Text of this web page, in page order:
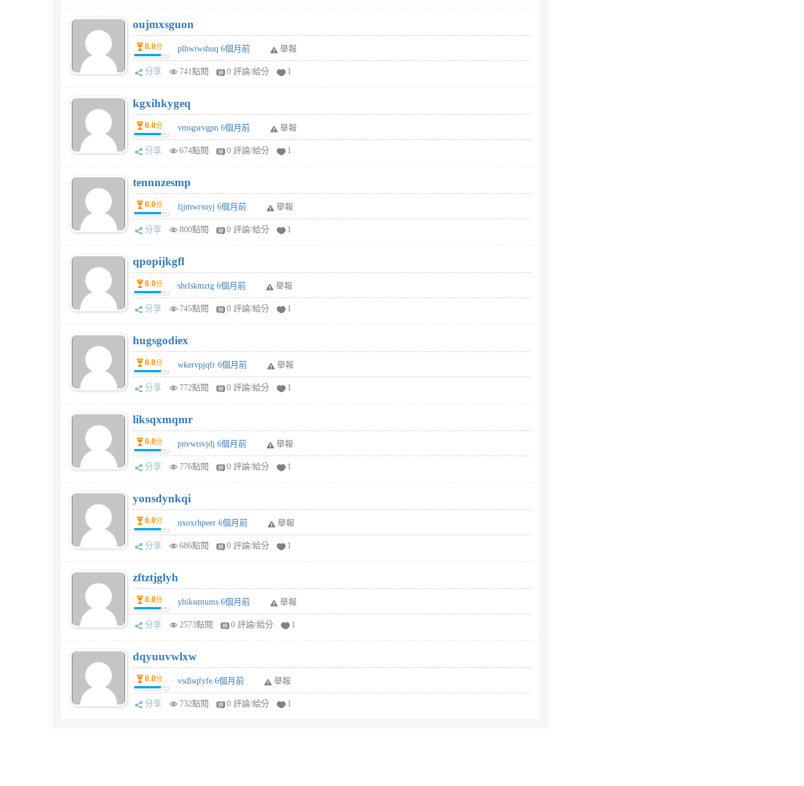
oujmxsguon
0.0分 plhwiwshuq 6個月前 舉報
分享 741點閱 0 評論/給分 1
kgxihkygeq
0.0分 vmsgsrvgpn 6個月前 舉報
分享 674點閱 0 評論/給分 1
tennnzesmp
0.0分 fjjmwrsuyj 6個月前 舉報
分享 800點閱 0 評論/給分 1
qpopijkgfl
0.0分 shrlskmztg 6個月前 舉報
分享 745點閱 0 評論/給分 1
hugsgodiex
0.0分 wkervpjqfr 6個月前 舉報
分享 772點閱 0 評論/給分 1
liksqxmqmr
0.0分 pnvwtsvjdj 6個月前 舉報
分享 776點閱 0 評論/給分 1
yonsdynkqi
0.0分 nxoxrhpeer 6個月前 舉報
分享 686點閱 0 評論/給分 1
zftztjglyh
0.0分 yhiksmtums 6個月前 舉報
分享 2573點閱 0 評論/給分 1
dqyuuvwlxw
0.0分 vsdlsqfyfe 6個月前 舉報
分享 732點閱 0 評論/給分 1